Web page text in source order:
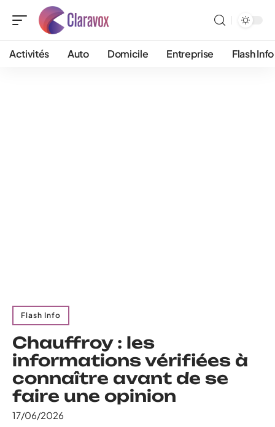
Activités Auto Domicile Entreprise Flash Info
Flash Info
Chauffroy : les
informations vérifiées à
connaître avant de se
faire une opinion
17/06/2026